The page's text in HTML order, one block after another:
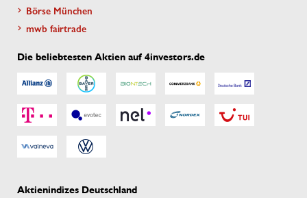
Börse München
mwb fairtrade
Die beliebtesten Aktien auf 4investors.de
Aktienindizes Deutschland